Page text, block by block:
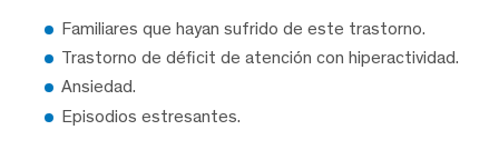
Familiares que hayan sufrido de este trastorno.
Trastorno de déficit de atención con hiperactividad.
Ansiedad.
Episodios estresantes.